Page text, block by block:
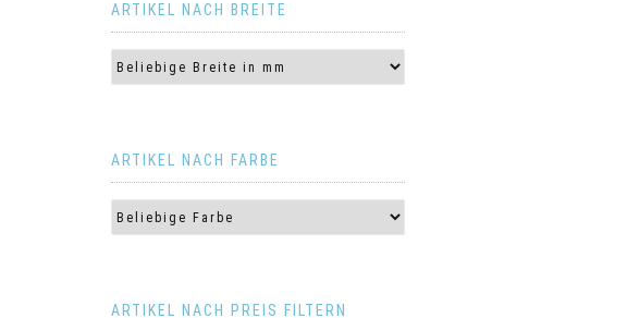
ARTIKEL NACH BREITE
ARTIKEL NACH FARBE
ARTIKEL NACH PREIS FILTERN